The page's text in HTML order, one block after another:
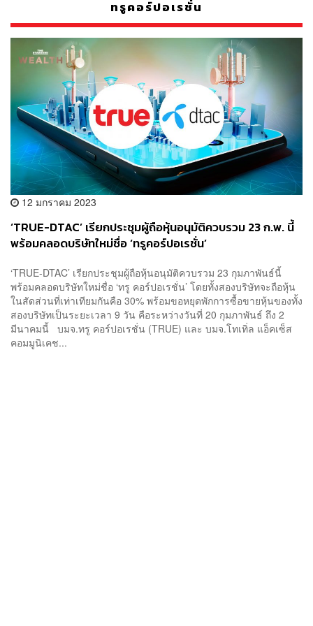
ทรูคอร์ปอเรชั่น
12 มกราคม 2023
‘TRUE-DTAC’ เรียกประชุมผู้ถือหุ้นอนุมัติควบรวม 23 ก.พ. นี้
พร้อมคลอดบริษัทใหม่ชื่อ ‘ทรูคอร์ปอเรชั่น’
‘TRUE-DTAC’ เรียกประชุมผู้ถือหุ้นอนุมัติควบรวม 23 กุมภาพันธ์นี้
พร้อมคลอดบริษัทใหม่ชื่อ ‘ทรู คอร์ปอเรชั่น’ โดยทั้งสองบริษัทจะถือหุ้น
ในสัดส่วนที่เท่าเทียมกันคือ 30% พร้อมขอหยุดพักการซื้อขายหุ้นของทั้ง
สองบริษัทเป็นระยะเวลา 9 วัน คือระหว่างวันที่ 20 กุมภาพันธ์ ถึง 2
มีนาคมนี้ บมจ.ทรู คอร์ปอเรชั่น (TRUE) และ บมจ.โทเทิ่ล แอ็คเซ็ส
คอมมูนิเคช...